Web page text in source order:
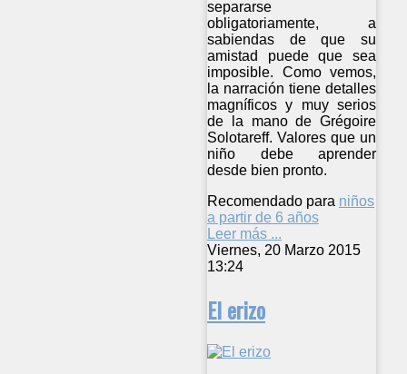
separarse
obligatoriamente, a
sabiendas de que su
amistad puede que sea
imposible. Como vemos,
la narración tiene detalles
magníficos y muy serios
de la mano de Grégoire
Solotareff. Valores que un
niño debe aprender
desde bien pronto.
Recomendado para niños
a partir de 6 años
Leer más ...
Viernes, 20 Marzo 2015
13:24
El erizo